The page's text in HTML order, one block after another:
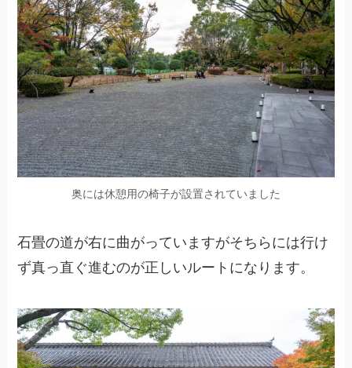
奥には休憩用の椅子が設置されていました
石畳の道が右に曲がっていますがそちらには行け
ず真っ直ぐ進むのが正しいルートになります。